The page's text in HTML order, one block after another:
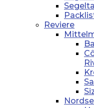
Reviere